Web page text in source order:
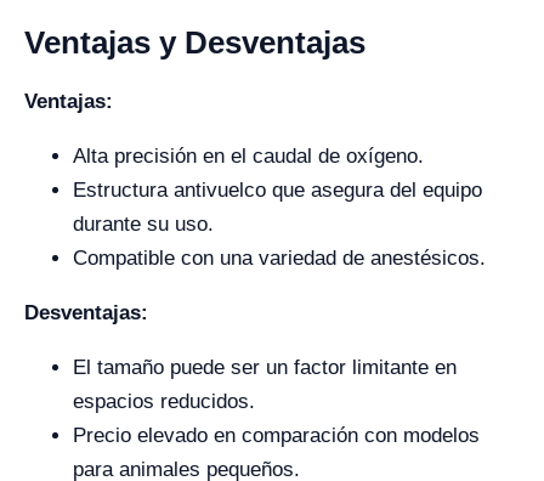
Ventajas y Desventajas
Ventajas:
Alta precisión en el caudal de oxígeno.
Estructura antivuelco que asegura del equipo
durante su uso.
Compatible con una variedad de anestésicos.
Desventajas:
El tamaño puede ser un factor limitante en
espacios reducidos.
Precio elevado en comparación con modelos
para animales pequeños.